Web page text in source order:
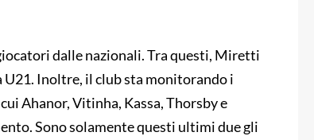
dalle nazionali. Tra questi, Miretti
U21. Inoltre, il club sta monitorando i
Ahanor, Vitinha, Kassa, Thorsby e
Sono solamente questi ultimi due gli